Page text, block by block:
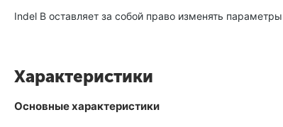
Indel B оставляет за собой право изменять
Характеристики
Основные характеристики